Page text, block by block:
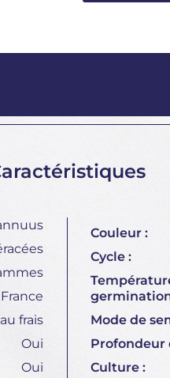
France
frais
Oui
Oui
Couleur :
Cycle :
Mode de
Profondeur
Culture :